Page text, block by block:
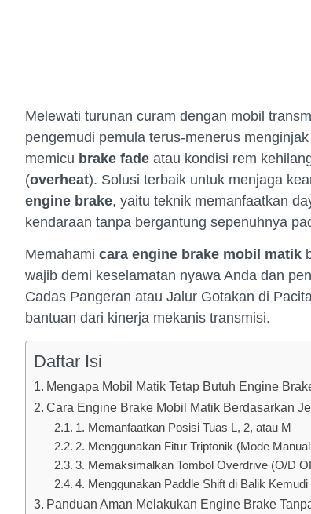
Melewati turunan curam dengan mobil
pengemudi pemula terus-menerus
memicu brake fade atau kondisi rem
(overheat). Solusi terbaik untuk menjaga
engine brake, yaitu teknik memanfaatkan
kendaraan tanpa bergantung sepenuhnya
Memahami cara engine brake mobil matik
wajib demi keselamatan nyawa Anda dan
Cadas Pangeran atau Jalur Gotakan di
bantuan dari kinerja mekanis transmisi.
Daftar Isi
Mengapa Mobil Matik Tetap Butuh Engine
Cara Engine Brake Mobil Matik Berdasarkan
1. Memanfaatkan Posisi Tuas L, 2, atau M
2. Menggunakan Fitur Triptonik (Mode
3. Memaksimalkan Tombol Overdrive (O/D
4. Menggunakan Paddle Shift di Balik Kemudi
Panduan Aman Melakukan Engine Brake